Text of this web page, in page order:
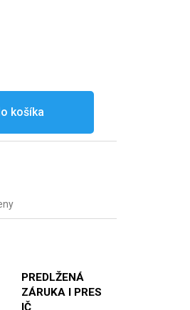
košíka
PREDLŽENÁ
ZÁRUKA I PRES
IČ